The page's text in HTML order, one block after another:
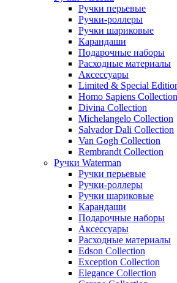
Ручки перьевые
Ручки-роллеры
Ручки шариковые
Карандаши
Подарочные наборы
Расходные материалы
Аксессуары
Limited & Special
Homo Sapiens Collection
Divina Collection
Michelangelo Collection
Salvador Dali Collection
Van Gogh Collection
Rembrandt Collection
Ручки Waterman
Ручки перьевые
Ручки-роллеры
Ручки шариковые
Карандаши
Подарочные наборы
Аксессуары
Расходные материалы
Edson Collection
Exception Collection
Elegance Collection